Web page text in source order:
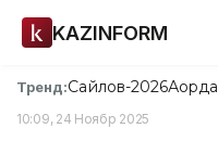
KAZINFORM
Тренд:Сайлов-2026Ақорда
10:09, 24 Ноябр 2025